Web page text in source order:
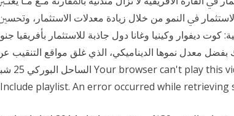
دراسة دولية: كوت ديفوار وكينيا وغانا دول جاذبة للاستثمار
بفضل معدل نموها الديناميكي، الذي غلق مواقع التنقيب
Include playlist. An error occurred while